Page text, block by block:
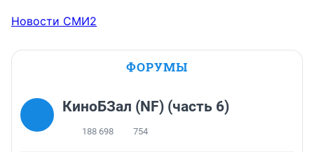
Новости СМИ2
ФОРУМЫ
КиноБЗал (NF) (часть 6)
188 698 754